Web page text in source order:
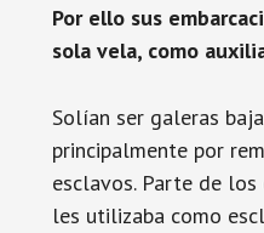
Por ello sus
sola vela, como
Solían ser galeras
principalmente por
esclavos. Parte de
les utilizaba como